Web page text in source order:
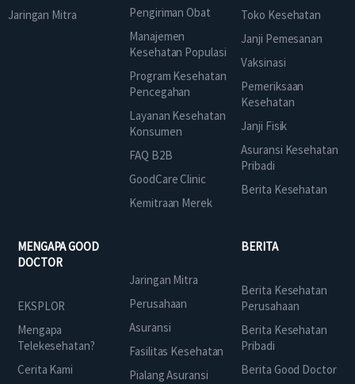
Jaringan Mitra
Pengiriman Obat
Manajemen
Kesehatan Populasi
Program Kesehatan
Pencegahan
Layanan Kesehatan
Konsumen
FAQ B2B
GoodCare Clinic
Kemitraan Merek
Toko Kesehatan
Janji Pemesanan
Vaksinasi
Pemeriksaan
Kesehatan
Janji Fisik
Asuransi Kesehatan
Pribadi
Berita Kesehatan
MENGAPA GOOD
DOCTOR
EKSPLOR
Mengapa
Telekesehatan?
Cerita Kami
Jaringan Mitra
Perusahaan
Asuransi
Fasilitas Kesehatan
Pialang Asuransi
BERITA
Berita Kesehatan
Perusahaan
Berita Kesehatan
Pribadi
Berita Good Doctor